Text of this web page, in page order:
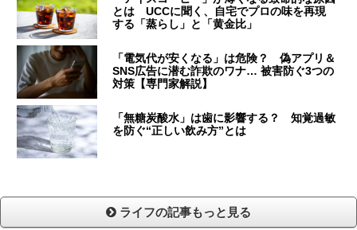
とは UCCに聞く、自宅でプロの味を再現
する「蒸らし」と「黄金比」
「電気代が安くなる」は危険？ 偽アプリ＆
SNS広告に潜む詐欺のワナ… 被害防ぐ3つの
対策【専門家解説】
「無糖炭酸水」は歯に影響する？ 知覚過敏
を防ぐ“正しい飲み方”とは
ライフの記事もっと見る